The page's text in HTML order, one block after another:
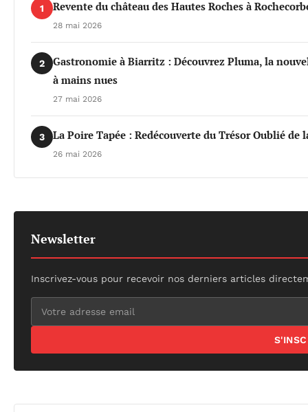
1 Revente du château des Hautes Roches à
28 mai 2026
2
Gastronomie à Biarritz : Découvrez Pluma, la
à mains nues
27 mai 2026
3 La Poire Tapée : Redécouverte du Trésor Oublié de
26 mai 2026
Newsletter
Inscrivez-vous pour recevoir nos derniers articles